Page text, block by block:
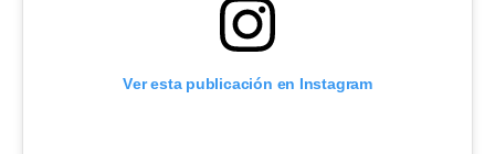
Ver esta publicación en Instagram